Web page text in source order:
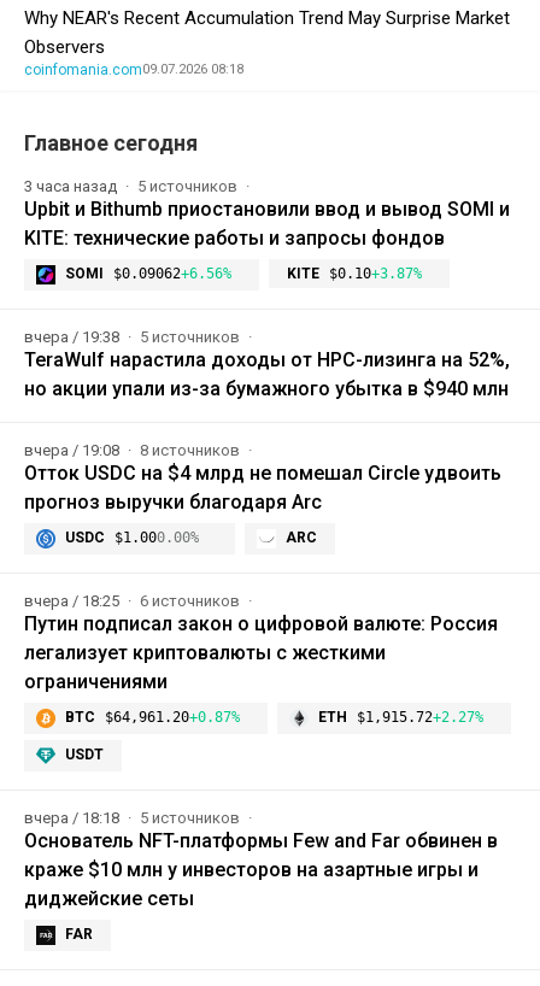
Why NEAR's Recent Accumulation Trend May Surprise Market
Observers
coinfomania.com09.07.2026 08:18
Главное сегодня
3 часа назад 5 источников
Upbit и Bithumb приостановили ввод и вывод SOMI и
KITE: технические работы и запросы фондов
SOMI $0.09062+6.56% KITE $0.10+3.87%
вчера / 19:38 5 источников
TeraWulf нарастила доходы от HPC-лизинга на 52%,
но акции упали из-за бумажного убытка в $940 млн
вчера / 19:08 8 источников
Отток USDC на $4 млрд не помешал Circle удвоить
прогноз выручки благодаря Arc
USDC $1.000.00% ARC
вчера / 18:25 6 источников
Путин подписал закон о цифровой валюте: Россия
легализует криптовалюты с жесткими
ограничениями
BTC $64,961.20+0.87% ETH $1,915.72+2.27%
USDT
вчера / 18:18 5 источников
Основатель NFT-платформы Few and Far обвинен в
краже $10 млн у инвесторов на азартные игры и
диджейские сеты
FAR